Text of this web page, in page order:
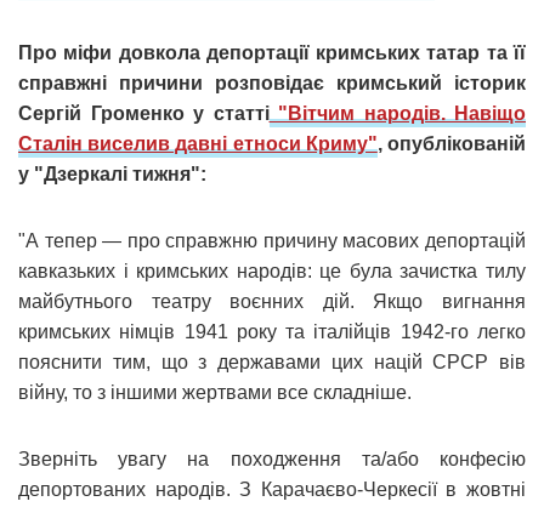
Про міфи довкола депортації кримських татар та її
справжні причини розповідає кримський історик
Сергій Громенко у статті "Вітчим народів. Навіщо
Сталін виселив давні етноси Криму", опублікованій
у "Дзеркалі тижня":
"А тепер — про справжню причину масових депортацій
кавказьких і кримських народів: це була зачистка тилу
майбутнього театру воєнних дій. Якщо вигнання
кримських німців 1941 року та італійців 1942-го легко
пояснити тим, що з державами цих націй СРСР вів
війну, то з іншими жертвами все складніше.
Зверніть увагу на походження та/або конфесію
депортованих народів. З Карачаєво-Черкесії в жовтні